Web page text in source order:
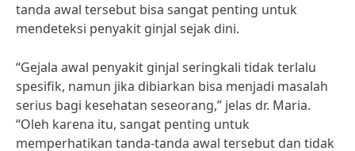
tanda awal tersebut bisa sangat penting untuk
mendeteksi penyakit ginjal sejak dini.
“Gejala awal penyakit ginjal seringkali tidak terlalu
spesifik, namun jika dibiarkan bisa menjadi masalah
serius bagi kesehatan seseorang,” jelas dr. Maria.
“Oleh karena itu, sangat penting untuk
memperhatikan tanda-tanda awal tersebut dan tidak